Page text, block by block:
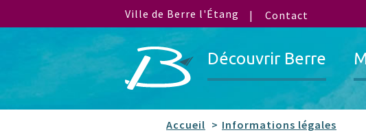
Ville de Berre l'Étang Contact
Découvrir Berre
Accueil Informations légales